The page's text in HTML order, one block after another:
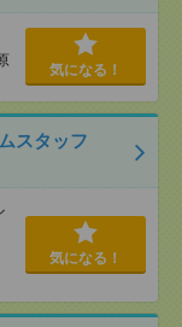
気になる！
スタッフ
気になる！